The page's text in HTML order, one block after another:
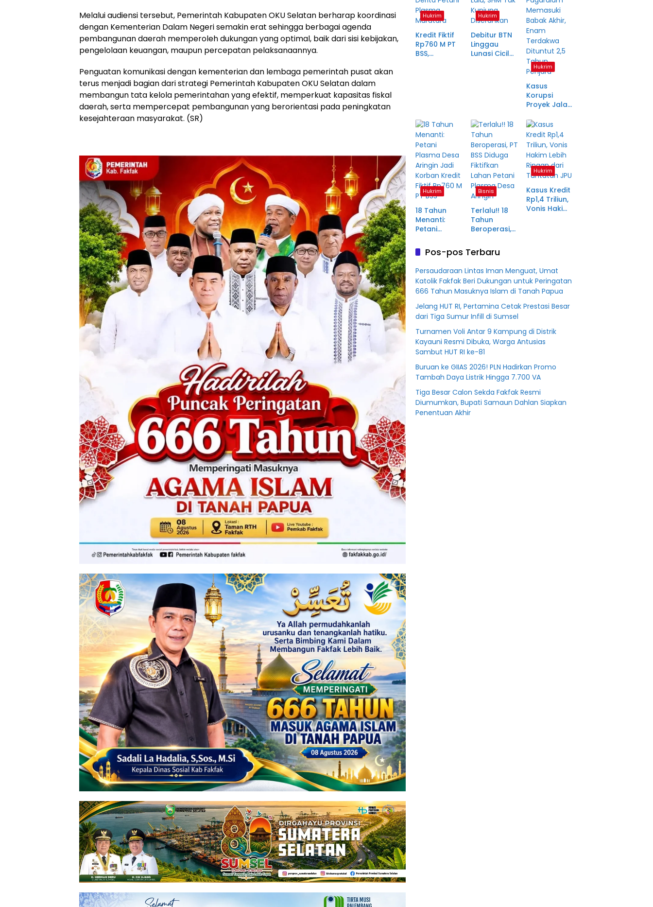
Melalui audiensi tersebut, Pemerintah Kabupaten OKU Selatan berharap koordinasi
dengan Kementerian Dalam Negeri semakin erat sehingga berbagai agenda
pembangunan daerah memperoleh dukungan yang optimal, baik dari sisi kebijakan,
pengelolaan keuangan, maupun percepatan pelaksanaannya.
Penguatan komunikasi dengan kementerian dan lembaga pemerintah pusat akan
terus menjadi bagian dari strategi Pemerintah Kabupaten OKU Selatan dalam
membangun tata kelola pemerintahan yang efektif, memperkuat kapasitas fiskal
daerah, serta mempercepat pembangunan yang berorientasi pada peningkatan
kesejahteraan masyarakat. (SR)
Hukrim
Kredit Fiktif
Rp760 M PT
BSS,
Hukrim
Debitur BTN
Linggau
Lunasi Cicilan
Hukrim
Kasus
Korupsi
Proyek Jalan
di
Pagaralam
Memasuki
Babak Akhir,
Enam
Terdakwa
Dituntut 2,5
Tahun
Penjara
Hukrim
18 Tahun
Menanti:
Petani
Aringin Jadi
Korban
Kredit Fiktif
Rp760 M PT
BSS
Bisnis
Terlalu!! 18
Tahun
Beroperasi,
Diduga
Fiktifkan
Plasma Desa
Aringin
Hukrim
Kasus Kredit
Rp1,4 Triliun,
Vonis Hakim
Pos-pos Terbaru
Persaudaraan Lintas Iman Menguat, Umat
Katolik Fakfak Beri Dukungan untuk Peringatan
666 Tahun Masuknya Islam di Tanah Papua
Jelang HUT RI, Pertamina Cetak Prestasi Besar
dari Tiga Sumur Infill di Sumsel
Turnamen Voli Antar 9 Kampung di Distrik
Kayauni Resmi Dibuka, Warga Antusias
Sambut HUT RI ke-81
Buruan ke GIIAS 2026! PLN Hadirkan Promo
Tambah Daya Listrik Hingga 7.700 VA
Tiga Besar Calon Sekda Fakfak Resmi
Diumumkan, Bupati Samaun Dahlan Siapkan
Penentuan Akhir